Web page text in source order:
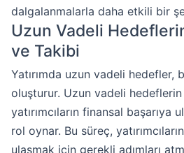
dalgalanmalarla daha etkili bir
Uzun Vadeli
ve Takibi
Yatırımda uzun vadeli hedefler,
oluşturur. Uzun vadeli
yatırımcıların finansal başarıya
rol oynar. Bu süreç,
ulaşmak için gerekli adımları